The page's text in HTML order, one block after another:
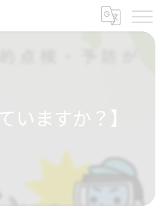
いますか？】